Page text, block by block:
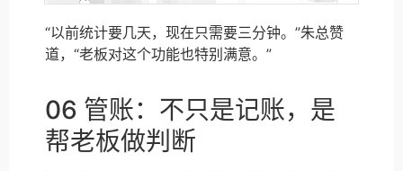
“以前统计要几天，现在只需要三分钟。”朱总赞
道，“老板对这个功能也特别满意。”
06 管账：不只是记账，是
帮老板做判断